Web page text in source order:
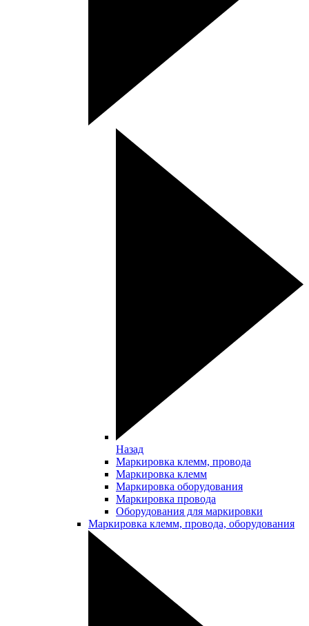
Назад
Маркировка клемм, провода
Маркировка клемм
Маркировка оборудования
Маркировка провода
Оборудования для маркировки
Маркировка клемм, провода, оборудования